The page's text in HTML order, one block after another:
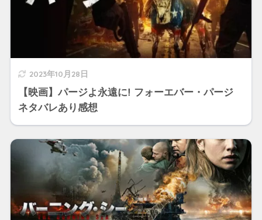
2023年10月28日
【映画】パージよ永遠に! フォーエバー・パージ
ネタバレあり感想